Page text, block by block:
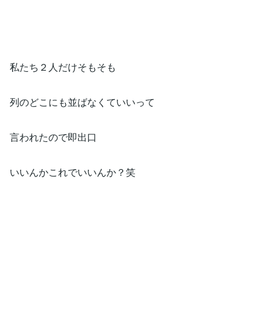
私たち２人だけそもそも
列のどこにも並ばなくていいって
言われたので即出口
いいんかこれでいいんか？笑